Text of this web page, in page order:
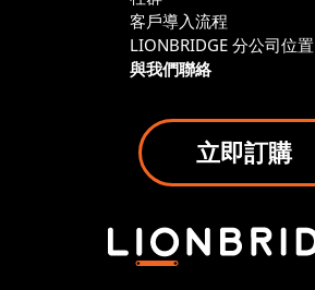
客戶導入流程
LIONBRIDGE 分公司位置
與我們聯絡
立即訂購